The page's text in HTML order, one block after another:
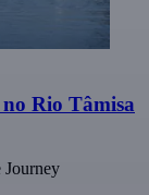
no Rio Tâmisa
Journey